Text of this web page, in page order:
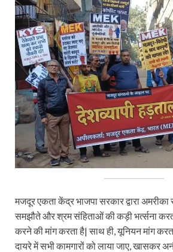
मजदूर एकता केंद्र भाजपा सरकार द्वारा अमरीका
समझौते और श्रम संहिताओं की कड़ी भर्त्सना
करने की मांग करता है| साथ ही, यूनियन मांग
दायरे में सभी कामगारों को लाया जाए, खासकर